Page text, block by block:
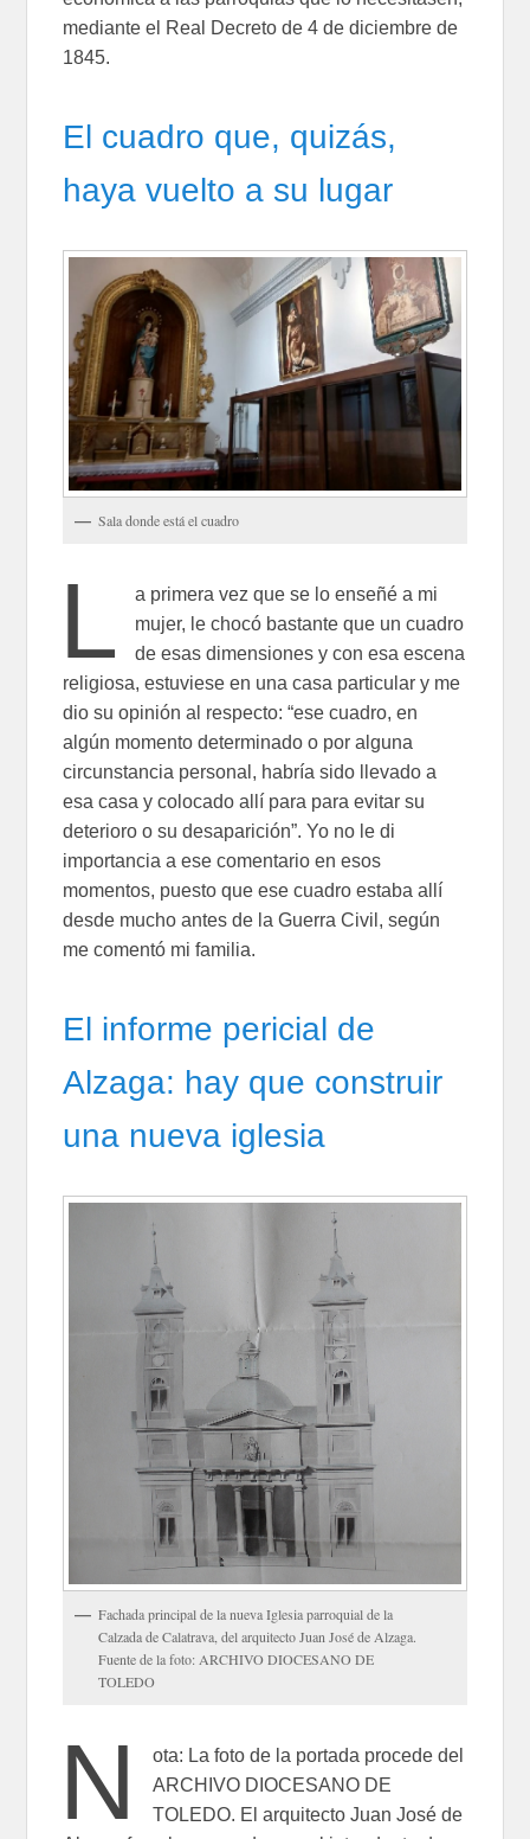
mediante el Real Decreto de 4 de diciembre de
1845.
El cuadro que, quizás,
haya vuelto a su lugar
Sala donde está el cuadro
L
a primera vez que se lo enseñé a mi
mujer, le chocó bastante que un cuadro
de esas dimensiones y con esa escena
religiosa, estuviese en una casa particular y me
dio su opinión al respecto: “ese cuadro, en
algún momento determinado o por alguna
circunstancia personal, habría sido llevado a
esa casa y colocado allí para para evitar su
deterioro o su desaparición”. Yo no le di
importancia a ese comentario en esos
momentos, puesto que ese cuadro estaba allí
desde mucho antes de la Guerra Civil, según
me comentó mi familia.
El informe pericial de
Alzaga: hay que construir
una nueva iglesia
Fachada principal de la nueva Iglesia parroquial de la
Calzada de Calatrava, del arquitecto Juan José de Alzaga.
Fuente de la foto: ARCHIVO DIOCESANO DE
TOLEDO
N
ota: La foto de la portada procede del
ARCHIVO DIOCESANO DE
TOLEDO. El arquitecto Juan José de